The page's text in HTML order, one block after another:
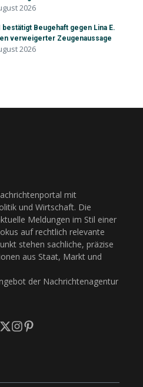
2026
bestätigt Beugehaft gegen Lina E.
verweigerter Zeugenaussage
2026
mit
und Wirtschaft. Die
Meldungen im Stil einer
auf rechtlich relevante
stehen sachliche, präzise
aus Staat, Markt und
der Nachrichtenagentur